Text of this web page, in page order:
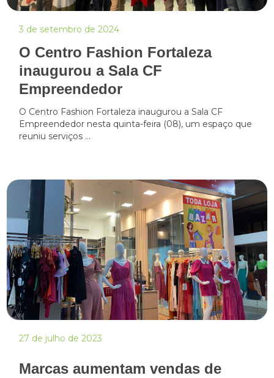
3 de setembro de 2024
O Centro Fashion Fortaleza
inaugurou a Sala CF
Empreendedor
O Centro Fashion Fortaleza inaugurou a Sala CF
Empreendedor nesta quinta-feira (08), um espaço que
reuniu serviços ...
27 de julho de 2023
Marcas aumentam vendas de